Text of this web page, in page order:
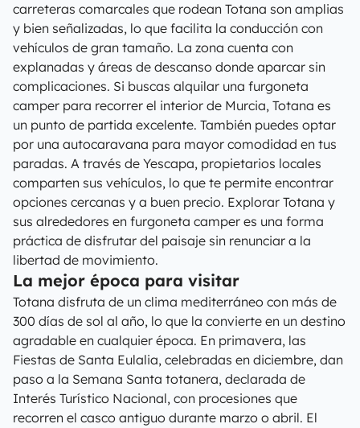
carreteras comarcales que rodean Totana son amplias
y bien señalizadas, lo que facilita la conducción con
vehículos de gran tamaño. La zona cuenta con
explanadas y áreas de descanso donde aparcar sin
complicaciones. Si buscas alquilar una furgoneta
camper para recorrer el interior de Murcia, Totana es
un punto de partida excelente. También puedes optar
por una autocaravana para mayor comodidad en tus
paradas. A través de Yescapa, propietarios locales
comparten sus vehículos, lo que te permite encontrar
opciones cercanas y a buen precio. Explorar Totana y
sus alrededores en furgoneta camper es una forma
práctica de disfrutar del paisaje sin renunciar a la
libertad de movimiento.
La mejor época para visitar
Totana disfruta de un clima mediterráneo con más de
300 días de sol al año, lo que la convierte en un destino
agradable en cualquier época. En primavera, las
Fiestas de Santa Eulalia, celebradas en diciembre, dan
paso a la Semana Santa totanera, declarada de
Interés Turístico Nacional, con procesiones que
recorren el casco antiguo durante marzo o abril. El